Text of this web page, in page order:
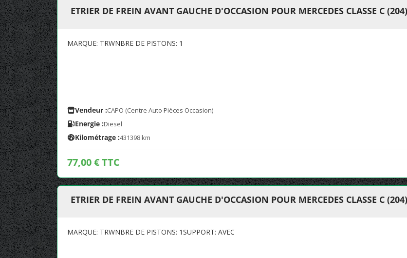
ETRIER DE FREIN AVANT GAUCHE D'OCCASION POUR MERCEDES CLASSE C
MARQUE: TRWNBRE DE PISTONS: 1
Vendeur :CAPO (Centre Auto Pièces Occasion)
Energie :Diesel
Kilométrage :431398 km
77,00 € TTC
ETRIER DE FREIN AVANT GAUCHE D'OCCASION POUR MERCEDES CLASSE C
MARQUE: TRWNBRE DE PISTONS: 1SUPPORT: AVEC